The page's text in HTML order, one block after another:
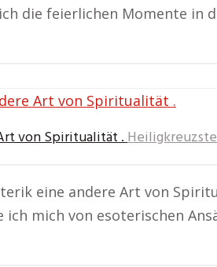
die feierlichen Momente in
von Spiritualität .
eine andere Art von
mich von esoterischen